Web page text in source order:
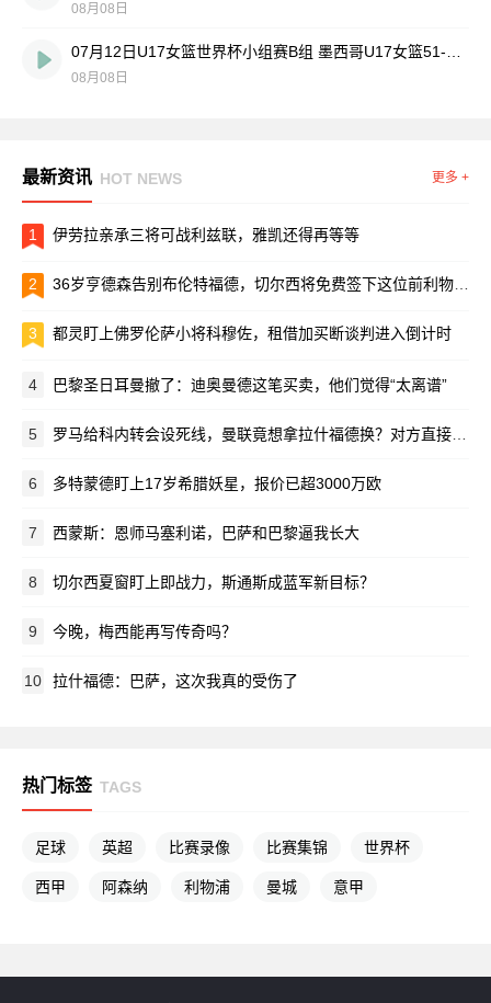
08月08日
08月08日
最新资讯 HOT NEWS 更多 +
1 伊劳拉亲承三将可战利兹联，雅凯还得再等等
2 36岁亨德森告别布伦特福德，切尔西将免费签下这位前利物浦队长
3 都灵盯上佛罗伦萨小将科穆佐，租借加买断谈判进入倒计时
4 巴黎圣日耳曼撤了：迪奥曼德这笔买卖，他们觉得“太离谱”
5 罗马给科内转会设死线，曼联竟想拿拉什福德换？对方直接摆手：养不起！
6 多特蒙德盯上17岁希腊妖星，报价已超3000万欧
7 西蒙斯：恩师马塞利诺，巴萨和巴黎逼我长大
8 切尔西夏窗盯上即战力，斯通斯成蓝军新目标？
9 今晚，梅西能再写传奇吗？
10 拉什福德：巴萨，这次我真的受伤了
热门标签 TAGS
足球 英超 比赛录像 比赛集锦 世界杯
西甲 阿森纳 利物浦 曼城 意甲